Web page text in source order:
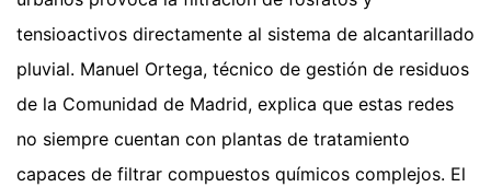
tensioactivos directamente al sistema de alcantarillado
pluvial. Manuel Ortega, técnico de gestión de residuos
de la Comunidad de Madrid, explica que estas redes
no siempre cuentan con plantas de tratamiento
capaces de filtrar compuestos químicos complejos. El